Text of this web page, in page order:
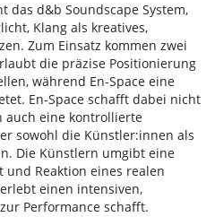
das d&b Soundscape System,
Klang als kreatives,
Zum Einsatz kommen zwei
die präzise Positionierung
während En-Space eine
En-Space schafft dabei nicht
auch eine kontrollierte
sowohl die Künstler:innen als
Die Künstlern umgibt eine
und Reaktion eines realen
einen intensiven,
Performance schafft.